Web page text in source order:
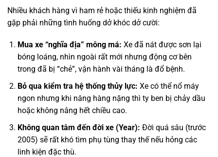
Nhiều khách hàng vì ham rẻ hoặc thiếu kinh nghiệm đã
gặp phải những tình huống dở khóc dở cười:
Mua xe “nghĩa địa” mông má: Xe đã nát được sơn lại
bóng loáng, nhìn ngoài rất mới nhưng động cơ bên
trong đã bị “chẻ”, vận hành vài tháng là đổ bệnh.
Bỏ qua kiểm tra hệ thống thủy lực: Xe có thể nổ máy
ngon nhưng khi nâng hàng nặng thì ty ben bị chảy dầu
hoặc không nâng hết chiều cao.
Không quan tâm đến đời xe (Year): Đời quá sâu (trước
2005) sẽ rất khó tìm phụ tùng thay thế nếu hỏng các
linh kiện đặc thù.